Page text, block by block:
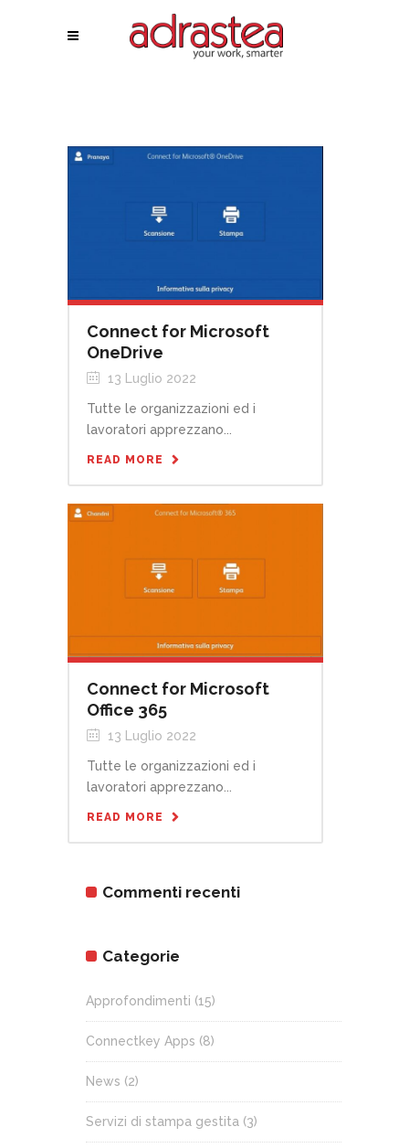
Connect for Microsoft
OneDrive
13 Luglio 2022
Tutte le organizzazioni ed i
lavoratori apprezzano...
READ MORE
Connect for Microsoft
Office 365
13 Luglio 2022
Tutte le organizzazioni ed i
lavoratori apprezzano...
READ MORE
Commenti recenti
Categorie
Approfondimenti (15)
Connectkey Apps (8)
News (2)
Servizi di stampa gestita (3)